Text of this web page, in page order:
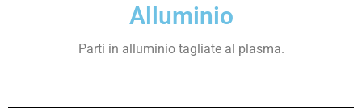
Alluminio
Parti in alluminio tagliate al plasma.